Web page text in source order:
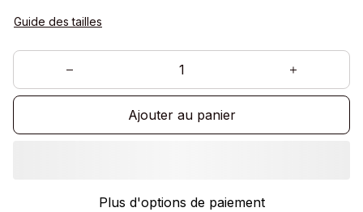
Guide des tailles
Ajouter au panier
Plus d'options de paiement